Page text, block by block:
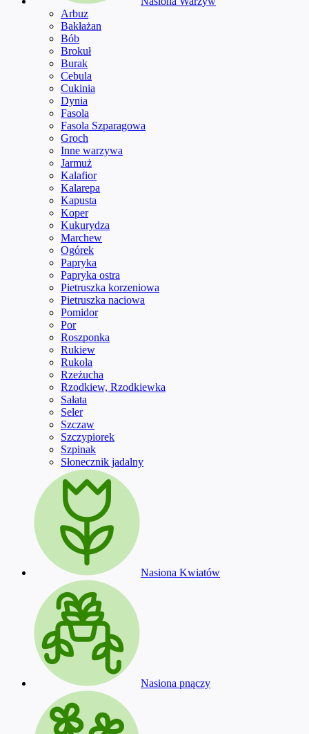
Arbuz
Bakłażan
Bób
Brokuł
Burak
Cebula
Cukinia
Dynia
Fasola
Fasola Szparagowa
Groch
Inne warzywa
Jarmuż
Kalafior
Kalarepa
Kapusta
Koper
Kukurydza
Marchew
Ogórek
Papryka
Papryka ostra
Pietruszka korzeniowa
Pietruszka naciowa
Pomidor
Por
Roszponka
Rukiew
Rukola
Rzeżucha
Rzodkiew, Rzodkiewka
Sałata
Seler
Szczaw
Szczypiorek
Szpinak
Słonecznik jadalny
Nasiona Kwiatów
Nasiona pnączy